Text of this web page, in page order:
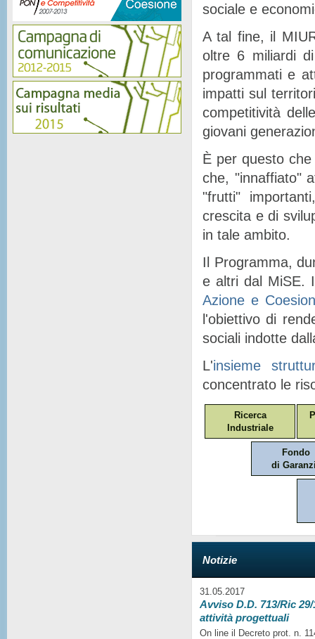
sociale e
A tal fine, il
oltre 6 miliardi
programmati e
impatti sul
competitività
giovani
È per questo
che, "innaffiato"
"frutti"
crescita e di
in tale ambito.
Il Programma,
e altri dal MiSE.
Azione e
l'obiettivo di
sociali indotte
L'insieme
concentrato le
Ricerca
Industriale
Fondo
di
Notizie
31.05.2017
Avviso D.D. 713/Ric
attività progettuali
On line il Decreto prot. n.